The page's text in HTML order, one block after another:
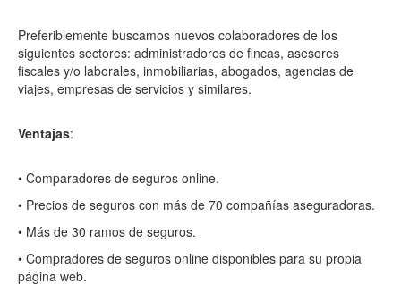
Preferiblemente buscamos nuevos colaboradores de los
siguientes sectores: administradores de fincas, asesores
fiscales y/o laborales, inmobiliarias, abogados, agencias de
viajes, empresas de servicios y similares.
Ventajas:
• Comparadores de seguros online.
• Precios de seguros con más de 70 compañías aseguradoras.
• Más de 30 ramos de seguros.
• Compradores de seguros online disponibles para su propia
página web.